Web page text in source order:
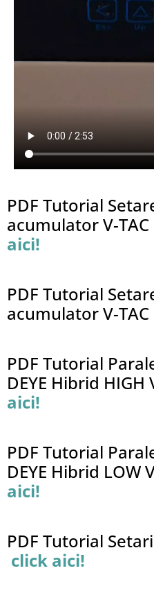
PDF Tutorial
acumulator V-TAC
aici!
PDF Tutorial
acumulator V-TAC
PDF Tutorial
DEYE Hibrid HIGH
aici!
PDF Tutorial
DEYE Hibrid LOW
aici!
PDF Tutorial
click aici!